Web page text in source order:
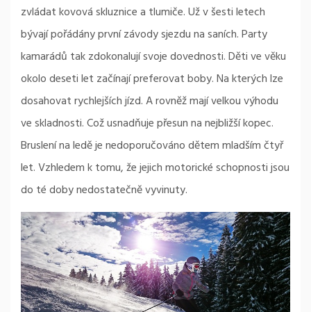
zvládat kovová skluznice a tlumiče. Už v šesti letech
bývají pořádány první závody sjezdu na saních. Party
kamarádů tak zdokonalují svoje dovednosti. Děti ve věku
okolo deseti let začínají preferovat boby. Na kterých lze
dosahovat rychlejších jízd. A rovněž mají velkou výhodu
ve skladnosti. Což usnadňuje přesun na nejbližší kopec.
Bruslení na ledě je nedoporučováno dětem mladším čtyř
let. Vzhledem k tomu, že jejich motorické schopnosti jsou
do té doby nedostatečně vyvinuty.